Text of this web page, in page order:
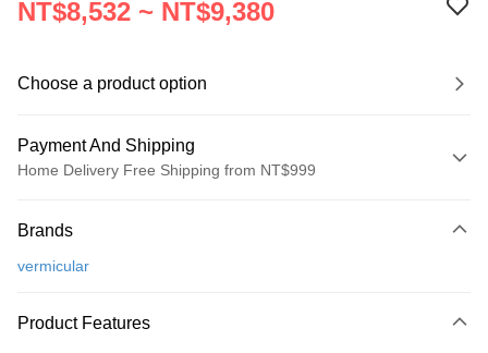
NT$8,532 ~ NT$9,380
Choose a product option
Payment And Shipping
Home Delivery Free Shipping from NT$999
Credit Card (Full Payment)
0% for 3 months
Brands
vermicular
Product Features